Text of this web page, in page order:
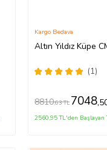
Altın Yıldız Küpe
(1)
Kargo Bedava
8810,63 TL 7048
2560,95 TL'den Başlayan